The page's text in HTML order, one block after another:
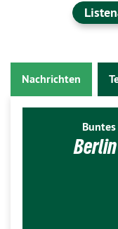
Nachrichten